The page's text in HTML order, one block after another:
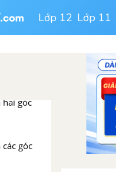
Lớp 12 Lớp 11
giác của
hai góc
góc